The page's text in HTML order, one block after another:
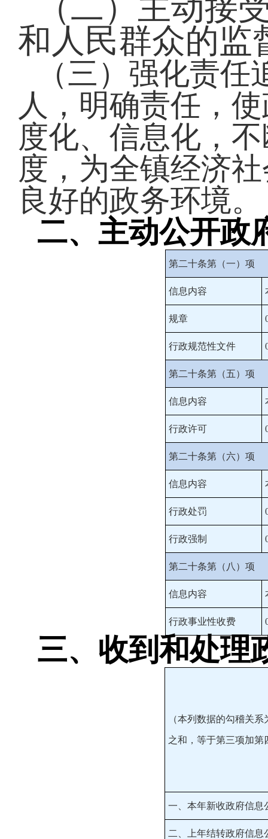
（二）主动接
和人民群众的监
（三）强化责
人，明确责任，
度化、信息化，
度，为全镇经济
良好的政务环境。
二、主动公开政
第二十条第（一）项
信息内容
规章
行政规范性文件
第二十条第（五）项
信息内容
行政许可
第二十条第（六）项
信息内容
行政处罚
行政强制
第二十条第（八）项
信息内容
行政事业性收费
三、收到和处理
（本列数据的勾稽关
之和，等于第三项加第
一、本年新收政府信息
二、上年结转政府信息